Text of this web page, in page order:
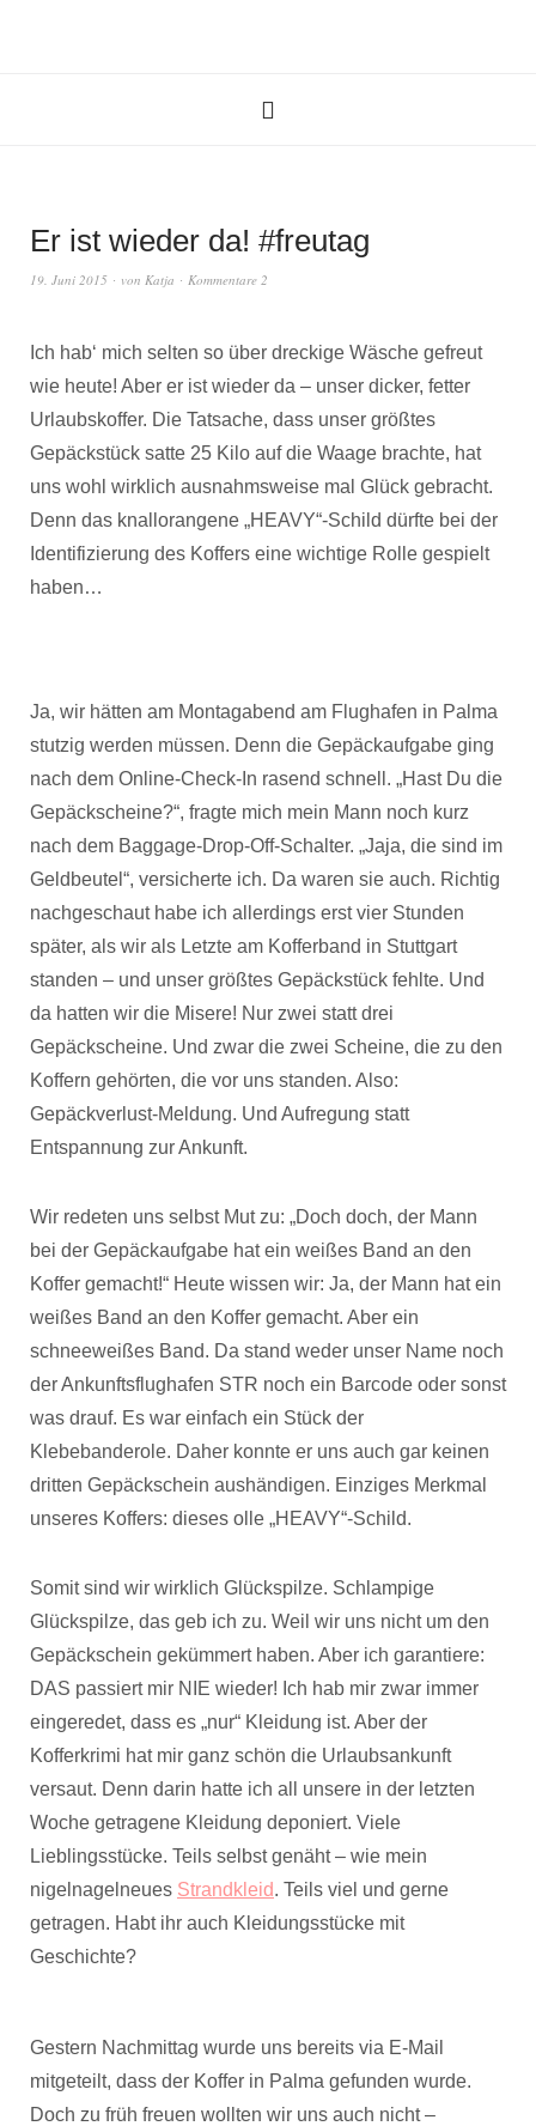
Er ist wieder da! #freutag
19. Juni 2015 von Katja Kommentare 2
Ich hab‘ mich selten so über dreckige Wäsche gefreut
wie heute! Aber er ist wieder da – unser dicker, fetter
Urlaubskoffer. Die Tatsache, dass unser größtes
Gepäckstück satte 25 Kilo auf die Waage brachte, hat
uns wohl wirklich ausnahmsweise mal Glück gebracht.
Denn das knallorangene „HEAVY“-Schild dürfte bei der
Identifizierung des Koffers eine wichtige Rolle gespielt
haben…
Ja, wir hätten am Montagabend am Flughafen in Palma
stutzig werden müssen. Denn die Gepäckaufgabe ging
nach dem Online-Check-In rasend schnell. „Hast Du die
Gepäckscheine?“, fragte mich mein Mann noch kurz
nach dem Baggage-Drop-Off-Schalter. „Jaja, die sind im
Geldbeutel“, versicherte ich. Da waren sie auch. Richtig
nachgeschaut habe ich allerdings erst vier Stunden
später, als wir als Letzte am Kofferband in Stuttgart
standen – und unser größtes Gepäckstück fehlte. Und
da hatten wir die Misere! Nur zwei statt drei
Gepäckscheine. Und zwar die zwei Scheine, die zu den
Koffern gehörten, die vor uns standen. Also:
Gepäckverlust-Meldung. Und Aufregung statt
Entspannung zur Ankunft.
Wir redeten uns selbst Mut zu: „Doch doch, der Mann
bei der Gepäckaufgabe hat ein weißes Band an den
Koffer gemacht!“ Heute wissen wir: Ja, der Mann hat ein
weißes Band an den Koffer gemacht. Aber ein
schneeweißes Band. Da stand weder unser Name noch
der Ankunftsflughafen STR noch ein Barcode oder sonst
was drauf. Es war einfach ein Stück der
Klebebanderole. Daher konnte er uns auch gar keinen
dritten Gepäckschein aushändigen. Einziges Merkmal
unseres Koffers: dieses olle „HEAVY“-Schild.
Somit sind wir wirklich Glückspilze. Schlampige
Glückspilze, das geb ich zu. Weil wir uns nicht um den
Gepäckschein gekümmert haben. Aber ich garantiere:
DAS passiert mir NIE wieder! Ich hab mir zwar immer
eingeredet, dass es „nur“ Kleidung ist. Aber der
Kofferkrimi hat mir ganz schön die Urlaubsankunft
versaut. Denn darin hatte ich all unsere in der letzten
Woche getragene Kleidung deponiert. Viele
Lieblingsstücke. Teils selbst genäht – wie mein
nigelnagelneues Strandkleid. Teils viel und gerne
getragen. Habt ihr auch Kleidungsstücke mit
Geschichte?
Gestern Nachmittag wurde uns bereits via E-Mail
mitgeteilt, dass der Koffer in Palma gefunden wurde.
Doch zu früh freuen wollten wir uns auch nicht –